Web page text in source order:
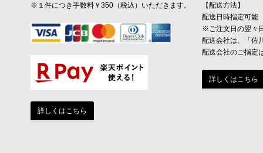
※１件につき手数料￥350（税込）いただきます。
詳しくはこちら
【配送方法】
配送日時指定可能
※ご注文日の翌々
配送会社は、「佐
配送会社のご指定
詳しくはこちら